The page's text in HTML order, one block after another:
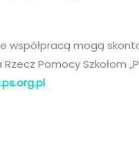
współpracą mogą
Pomocy Szkołom